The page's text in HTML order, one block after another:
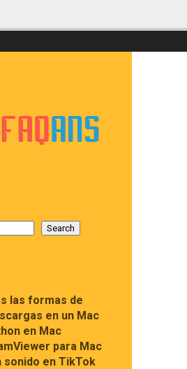
Search
las formas de
en un Mac
en Mac
para Mac
sonido en TikTok